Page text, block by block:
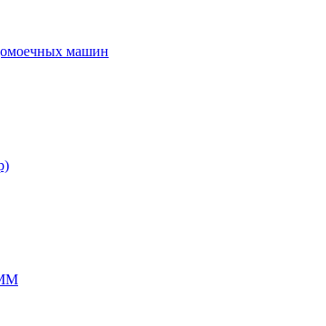
машин